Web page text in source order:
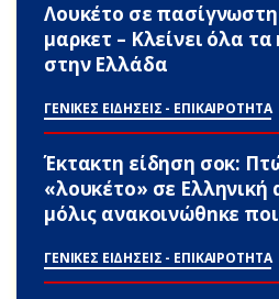
Λουκέτο σε
μαρκετ – Κλείνει όλα
στην Ελλάδα
ΓΕΝΙΚΕΣ ΕΙΔΗΣΕΙΣ - ΕΠΙΚΑΙΡΟΤΗΤΑ
Έκτακτη είδηση σoκ:
«λουκέτο» σε Ελληνική
μόλις ανακοινώθnκε
ΓΕΝΙΚΕΣ ΕΙΔΗΣΕΙΣ - ΕΠΙΚΑΙΡΟΤΗΤΑ